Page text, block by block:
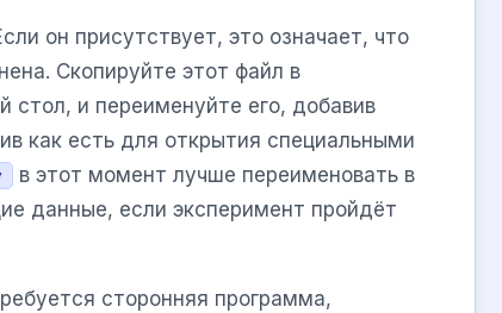
он присутствует, это означает, что
Скопируйте этот файл в
стол, и переименуйте его, добавив
как есть для открытия специальными
в этот момент лучше переименовать в
данные, если эксперимент пройдёт
сторонняя программа,